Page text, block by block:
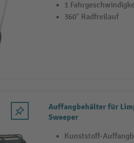
1
360° Radfreilauf
Auffangbehälter für
Sweeper
Kunststoff-